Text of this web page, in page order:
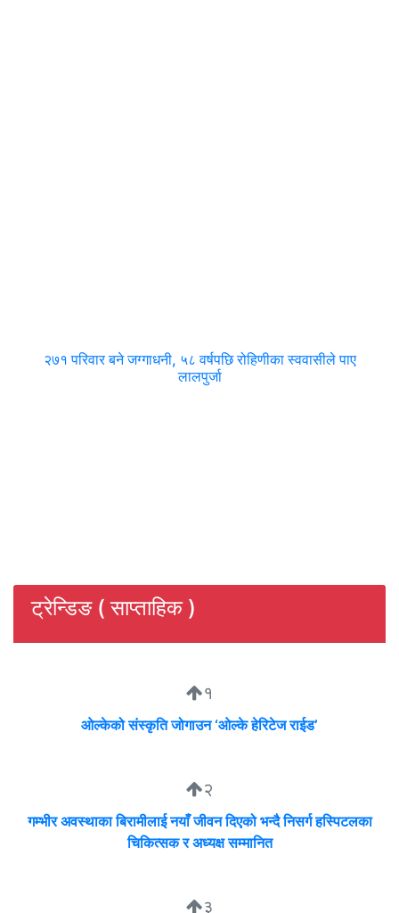
२७१ परिवार बने जग्गाधनी, ५८ वर्षपछि रोहिणीका स्ववासीले पाए
लालपुर्जा
ट्रेन्डिङ ( साप्ताहिक )
१
ओल्केको संस्कृति जोगाउन ‘ओल्के हेरिटेज राईड’
२
गम्भीर अवस्थाका बिरामीलाई नयाँ जीवन दिएको भन्दै निसर्ग हस्पिटलका
चिकित्सक र अध्यक्ष सम्मानित
३